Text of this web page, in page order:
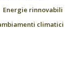
Energie rinnovabili
climatici